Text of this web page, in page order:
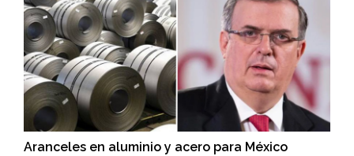
Aranceles en aluminio y acero para México